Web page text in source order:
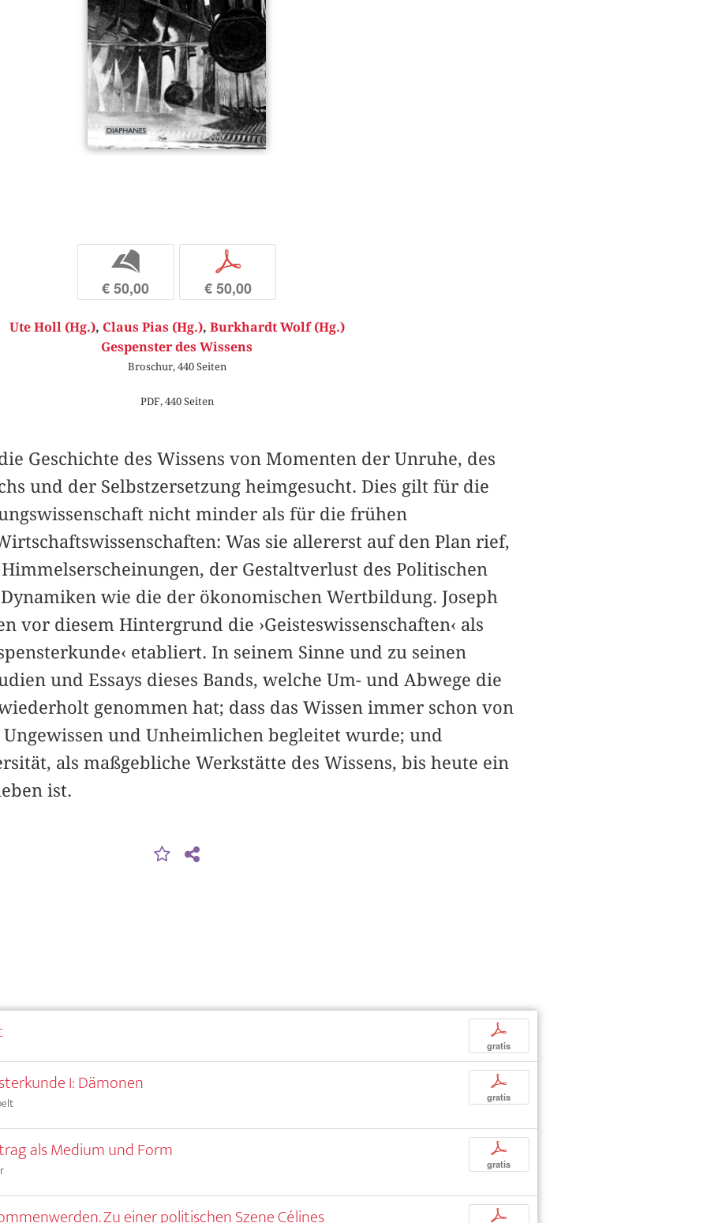
b
€ 50,00
p
€ 50,00
Ute Holl (Hg.), Claus Pias (Hg.), Burkhardt Wolf (Hg.)
Gespenster des Wissens
Broschur, 440 Seiten
PDF, 440 Seiten
Geschichte des Wissens von Momenten der Unruhe, des
und der Selbstzersetzung heimgesucht. Dies gilt für die
nicht minder als für die frühen
Was sie allererst auf den Plan rief,
der Gestaltverlust des Politischen
wie die der ökonomischen Wertbildung. Joseph
vor diesem Hintergrund die ›Geisteswissenschaften‹ als
etabliert. In seinem Sinne und zu seinen
und Essays dieses Bands, welche Um- und Abwege die
genommen hat; dass das Wissen immer schon von
Ungewissen und Unheimlichen begleitet wurde; und
als maßgebliche Werkstätte des Wissens, bis heute ein
ist.
p
gratis
I: Dämonen p
gratis
als Medium und Form p
gratis
Zu einer politischen Szene Célines p